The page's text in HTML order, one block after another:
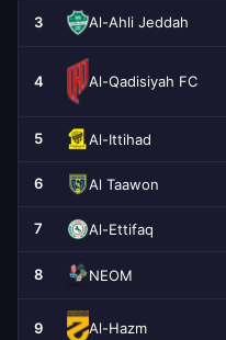
3 Al-Ahli Jeddah
4 Al-Qadisiyah FC
5 Al-Ittihad
6 Al Taawon
7 Al-Ettifaq
8 NEOM
9 Al-Hazm